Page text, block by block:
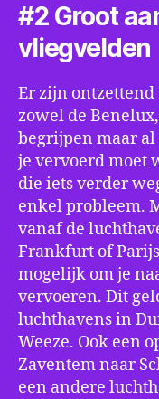
#2 Groot
vliegvelden
Er zijn
zowel de
begrijpen maar al
je vervoerd moet
die iets verder
enkel probleem.
vanaf de
Frankfurt of
mogelijk om je
vervoeren. Dit
luchthavens in
Weeze. Ook een
Zaventem naar
een andere